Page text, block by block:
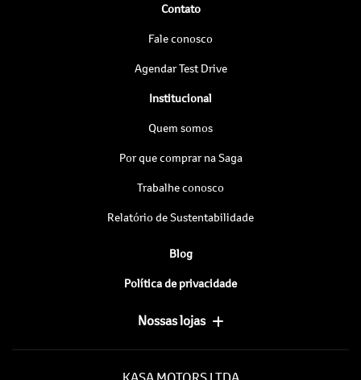
Contato
Fale conosco
Agendar Test Drive
Institucional
Quem somos
Por que comprar na Saga
Trabalhe conosco
Relatório de Sustentabilidade
Blog
Política de privacidade
Nossas lojas